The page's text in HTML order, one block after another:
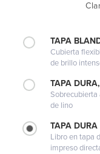
TAPA
Cubierta
de brillo
TAPA
Sobrecubierta
de lino
TAPA DURA
Libro en tapa
impreso